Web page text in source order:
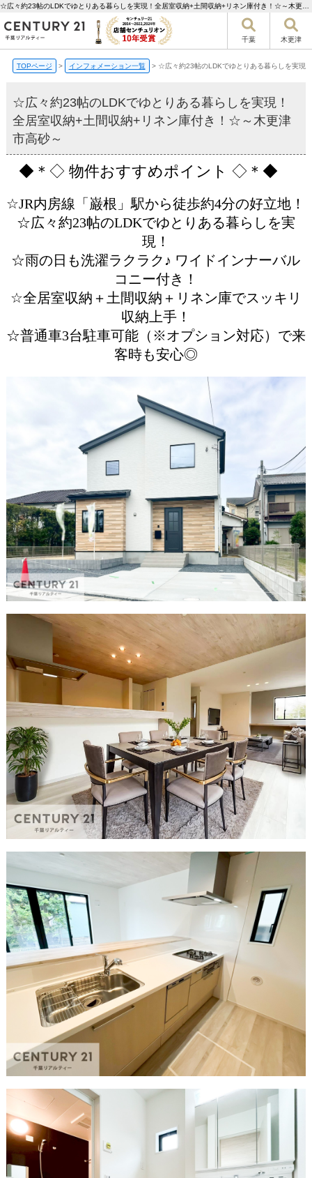
千葉 木更津
TOPページ > インフォメーション一覧 > ☆広々約23帖のLDKでゆとりある暮らしを実現
☆広々約23帖のLDKでゆとりある暮らしを実現！
全居室収納+土間収納+リネン庫付き！☆～木更津
市高砂～
◆＊◇ 物件おすすめポイント ◇＊◆
☆JR内房線「巌根」駅から徒歩約4分の好立地！
☆広々約23帖のLDKでゆとりある暮らしを実
現！
☆雨の日も洗濯ラクラク♪ ワイドインナーバル
コニー付き！
☆全居室収納＋土間収納＋リネン庫でスッキリ
収納上手！
☆普通車3台駐車可能（※オプション対応）で来
客時も安心◎